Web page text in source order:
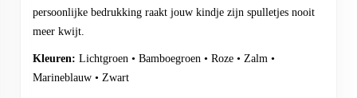
persoonlijke bedrukking raakt jouw kindje zijn spulletjes nooit
meer kwijt.
Kleuren: Lichtgroen • Bamboegroen • Roze • Zalm •
Marineblauw • Zwart